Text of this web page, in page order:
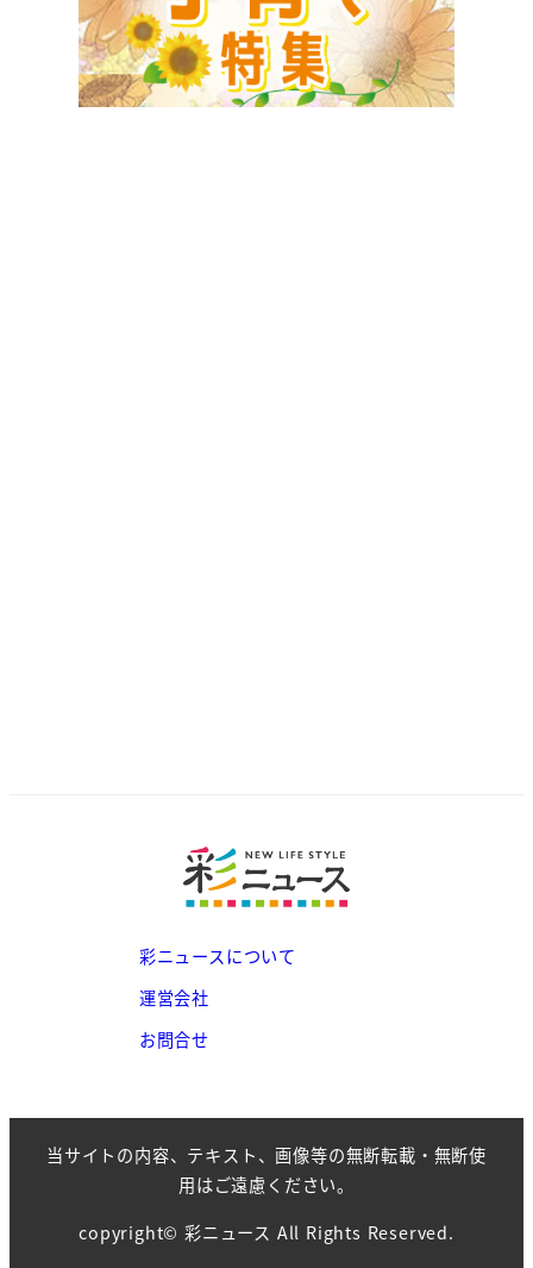
彩ニュースについて
運営会社
お問合せ
当サイトの内容、テキスト、画像等の無断転載・無断使
用はご遠慮ください。
copyright© 彩ニュース All Rights Reserved.